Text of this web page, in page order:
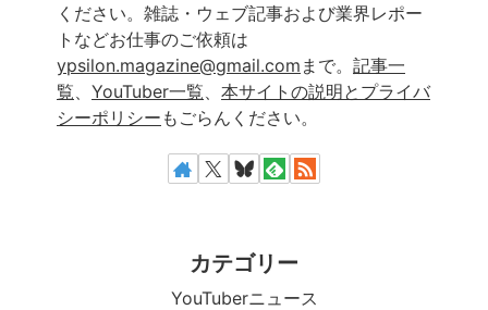
ください。雑誌・ウェブ記事および業界レポー
トなどお仕事のご依頼は
ypsilon.magazine@gmail.com まで。 記事一
覧
YouTuber一覧
本サイトの説明とプライバ
シーポリシー もごらんください。
カテゴリー
YouTuberニュース